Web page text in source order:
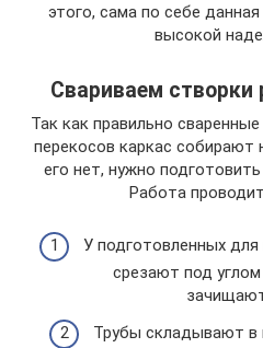
этого, сама по себе
высокой
Свариваем
Так как правильно
перекосов каркас собирают
его нет, нужно
Работа
У подготовленных
срезают под
Трубы складывают в